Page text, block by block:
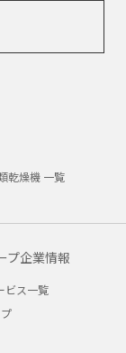
乾燥機 一覧
プ企業情報
ビス一覧